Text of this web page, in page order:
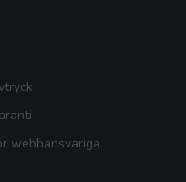
webbansvariga